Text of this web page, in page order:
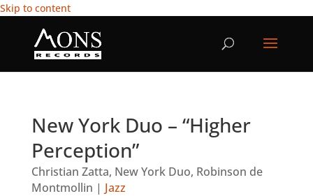
Skip to content
New York Duo – “Higher
Perception”
Christian Zatta, New York Duo, Robinson de
Montmollin | Jazz